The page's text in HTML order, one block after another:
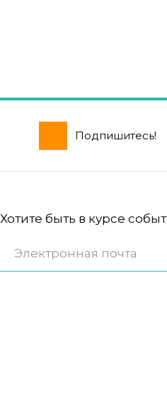
Подпишитесь!
Хотите быть в курсе